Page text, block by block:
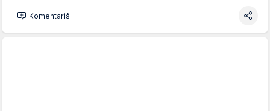
Komentariši